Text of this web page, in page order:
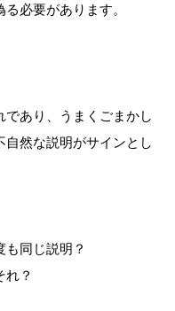
必要があります。
あり、うまくごまかし
然な説明がサインとし
同じ説明？
れ？